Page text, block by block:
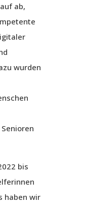
ab,
wurden
bis
haben wir